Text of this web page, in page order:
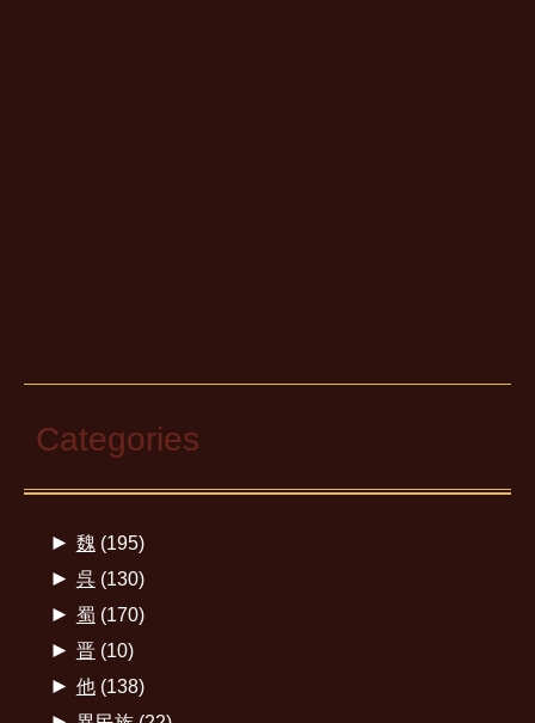
Categories
► 魏 (195)
► 呉(130)
► 蜀 (170)
► 晋(10)
► 他(138)